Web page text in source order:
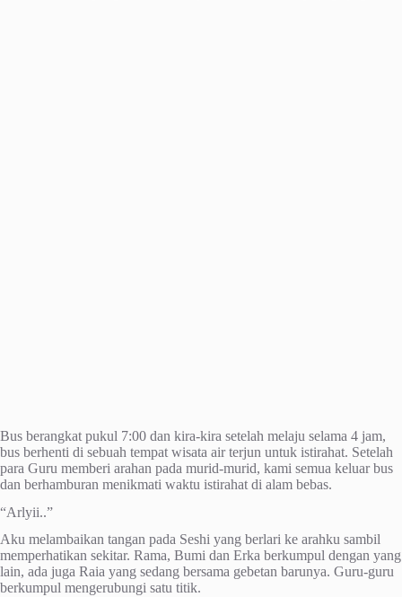
Bus berangkat pukul 7:00 dan kira-kira setelah melaju selama 4 jam,
bus berhenti di sebuah tempat wisata air terjun untuk istirahat. Setelah
para Guru memberi arahan pada murid-murid, kami semua keluar bus
dan berhamburan menikmati waktu istirahat di alam bebas.
“Arlyii..”
Aku melambaikan tangan pada Seshi yang berlari ke arahku sambil
memperhatikan sekitar. Rama, Bumi dan Erka berkumpul dengan yang
lain, ada juga Raia yang sedang bersama gebetan barunya. Guru-guru
berkumpul mengerubungi satu titik.